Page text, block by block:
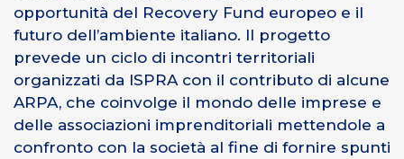
opportunità del Recovery Fund europeo e il
futuro dell’ambiente italiano. Il progetto
prevede un ciclo di incontri territoriali
organizzati da ISPRA con il contributo di alcune
ARPA, che coinvolge il mondo delle imprese e
delle associazioni imprenditoriali mettendole a
confronto con la società al fine di fornire spunti